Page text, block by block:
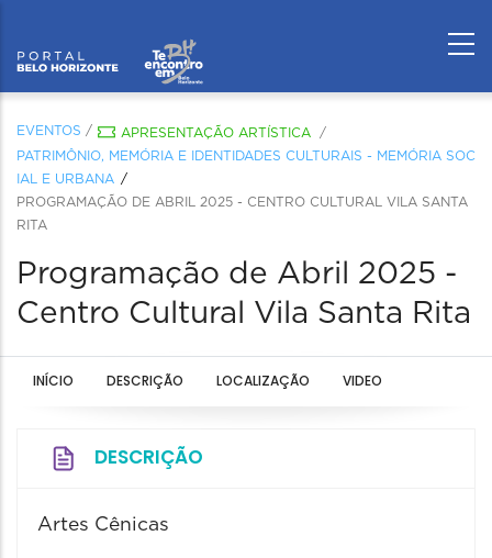
EVENTOS / APRESENTAÇÃO ARTÍSTICA
/
PATRIMÔNIO, MEMÓRIA E IDENTIDADES CULTURAIS - MEMÓRIA SOC
IAL E URBANA
PROGRAMAÇÃO DE ABRIL 2025 - CENTRO CULTURAL VILA SANTA
RITA
Programação de Abril 2025 -
Centro Cultural Vila Santa Rita
INÍCIO DESCRIÇÃO LOCALIZAÇÃO VIDEO
DESCRIÇÃO
Artes Cênicas